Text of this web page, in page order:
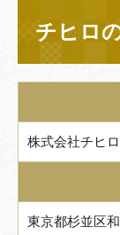
チヒロ
株式会社チヒロ
東京都杉並区